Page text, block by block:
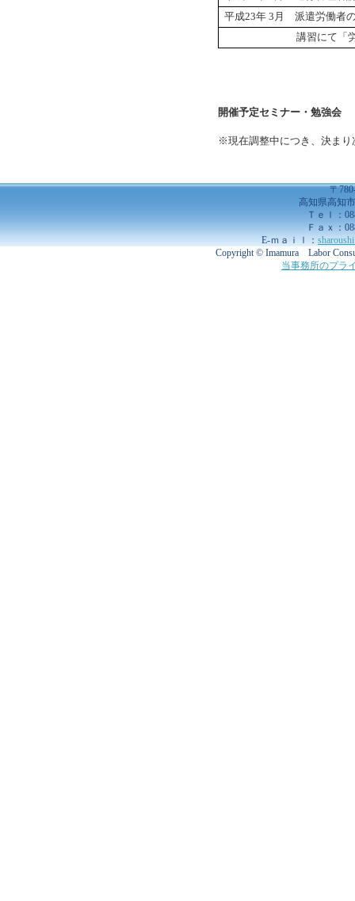
平成23年3 月 派遣労働者
講習にて「労働基
開催予定セミナー・勉強会
※現在調整中につき、決まり
〒
高知県高知
Ｔｅｌ：
Ｆａｘ：
E-ｍａｉｌ：
Copyright © Imamura Labor
当事務所のプラ